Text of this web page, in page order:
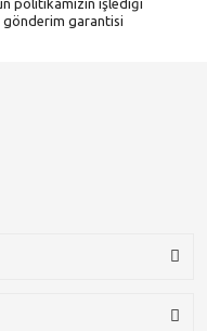
politikamızın işlediği
gönderim garantisi